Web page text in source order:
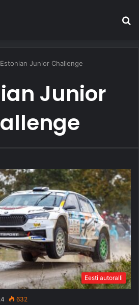
Estonian Junior Challenge
Junior
Eesti autoralli
632